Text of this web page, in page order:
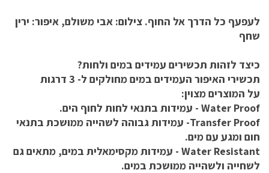
לעפעף כל הדרך אל החוף. צילום: אבי משולם, איפור: ירין
שחף
כיצד לזהות תכשירים עמידים במים ולחות?
תכשירי האיפור העמידים במים מחולקים ל- 3 דרגות
על המוצרים מצוין:
Water Proof - עמידות בתנאי לחות לחוף הים.
Transfer Proof- עמידות גבוהה לשהייה ממושכת בתנאי
חום ומגע עם מים.
Water Resistant - עמידות מקסימאלית במים, מתאים גם
לשחייה ולשהייה ממושכת במים.